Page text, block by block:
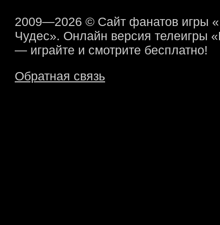
2009—2026 © Сайт фанатов игры
Чудес». Онлайн версия телеигры
— играйте и смотрите бесплатно!
Обратная связь